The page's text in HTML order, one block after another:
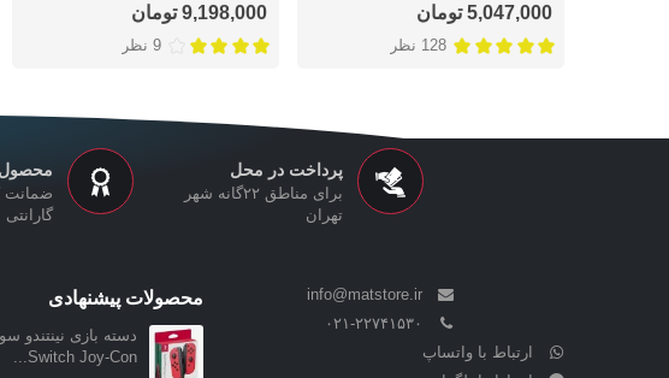
5,047,000 تومان
128 نظر
9,198,000 تومان
9 نظر
پرداخت در محل
برای مناطق ۲۲گانه شهر
تهران
محصول
ضمانت
گارانتی
info@matstore.ir
۰۲۱-۲۲۷۴۱۵۳۰
ارتباط با واتساپ
محصولات پیشنهادی
Switch Joy-Con...